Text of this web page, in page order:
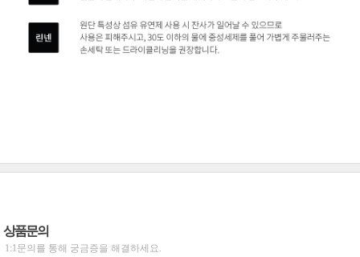
상품문의
1:1문의를 통해 궁금증을 해결하세요.